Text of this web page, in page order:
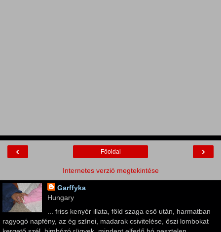
‹ ›
Főoldal
Internetes verzió megtekintése
Garffyka
Hungary
... friss kenyér illata, föld szaga eső után, harmatban
ragyogó napfény, az ég színei, madarak csivitelése, őszi lombokat